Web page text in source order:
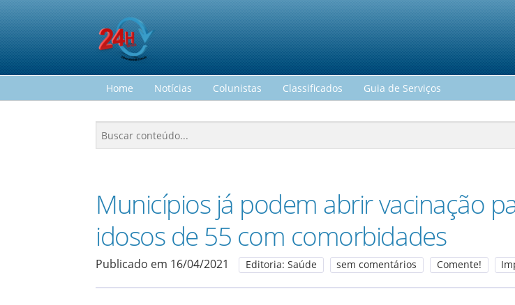
Home Notícias Colunistas Classificados Guia de Serviços
Municípios já podem abrir vacinação
idosos de 55 com comorbidades
Publicado em 16/04/2021 Editoria: Saúde sem comentários Comente!